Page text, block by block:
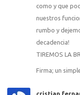
como y que
nuestros
rumbo y
decadencia!
TIREMOS LA
Firma; un
cristian